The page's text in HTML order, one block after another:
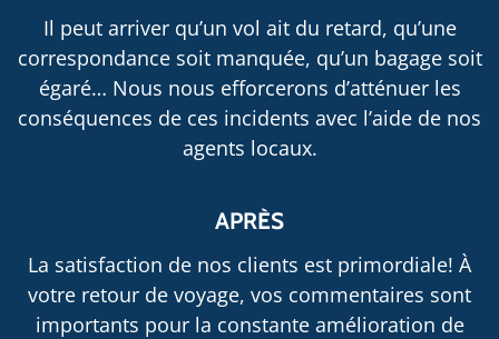
Il peut arriver qu’un vol ait du retard, qu’une
correspondance soit manquée, qu’un bagage soit
égaré… Nous nous efforcerons d’atténuer les
conséquences de ces incidents avec l’aide de nos
agents locaux.
APRÈS
La satisfaction de nos clients est primordiale! À
votre retour de voyage, vos commentaires sont
importants pour la constante amélioration de